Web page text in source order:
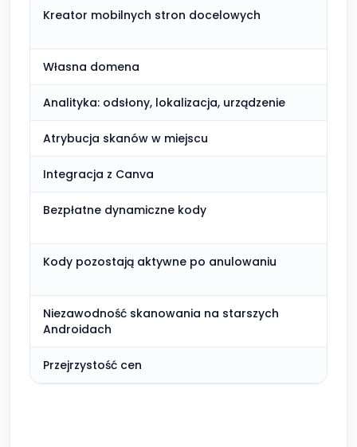
Kreator mobilnych stron docelowych
Własna domena
Analityka: odsłony, lokalizacja, urządzenie
Atrybucja skanów w miejscu
Integracja z Canva
Bezpłatne dynamiczne kody
Kody pozostają aktywne po anulowaniu
Niezawodność skanowania na starszych
Androidach
Przejrzystość cen